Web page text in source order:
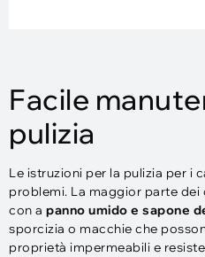
Facile
pulizia
Le istruzioni per la pulizia per i
problemi. La maggior parte dei
con a panno umido e sapone
sporcizia o macchie che
proprietà impermeabili e